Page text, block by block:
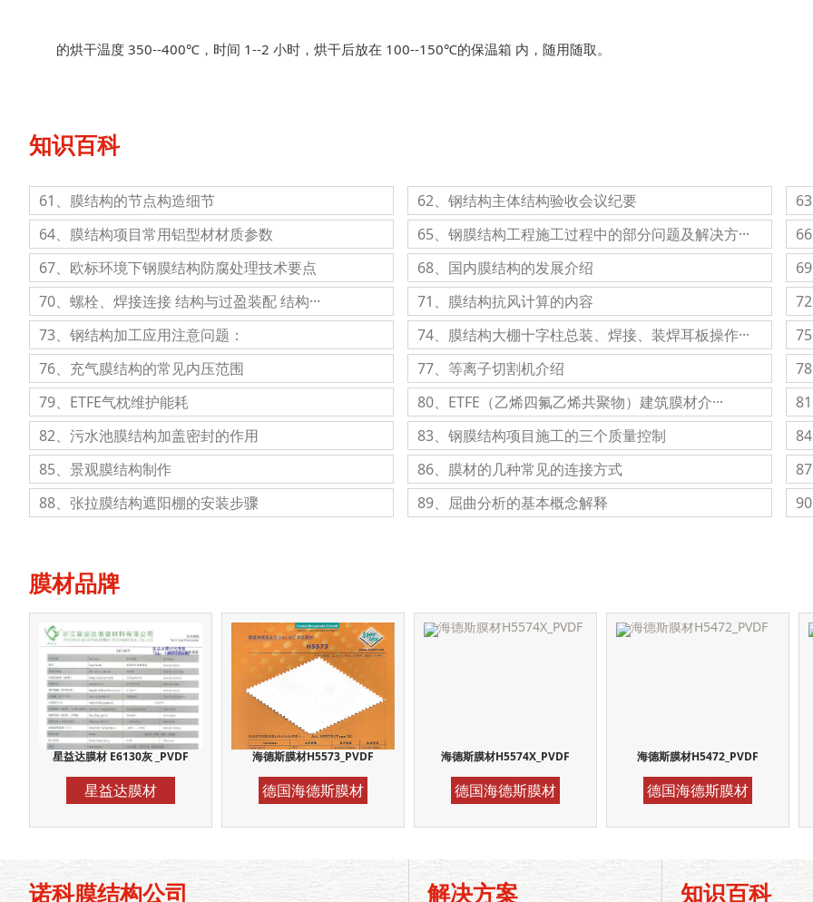
的烘干温度 350--400℃，时间 1--2 小时，烘干后放在 100--150℃的保温箱 内，随用随取。
知识百科
61、膜结构的节点构造细节 62、钢结构主体结构验收会议纪要
64、膜结构项目常用铝型材材质参数
65、钢膜结构工程施工过程中的部分问题及解决方···
67、欧标环境下钢膜结构防腐处理技术要点
68、国内膜结构的发展介绍
70、螺栓、焊接连接 结构与过盈装配 结构···
71、膜结构抗风计算的内容
73、钢结构加工应用注意问题：
74、膜结构大棚十字柱总装、焊接、装焊耳板操作···
76、充气膜结构的常见内压范围
77、等离子切割机介绍
79、ETFE气枕维护能耗
80、ETFE（乙烯四氟乙烯共聚物）建筑膜材介···
82、污水池膜结构加盖密封的作用
83、钢膜结构项目施工的三个质量控制
85、景观膜结构制作
86、膜材的几种常见的连接方式
88、张拉膜结构遮阳棚的安装步骤
89、屈曲分析的基本概念解释
膜材品牌
星益达膜材 E6130灰 _PVDF
星益达膜材
海德斯膜材H5573_PVDF
德国海德斯膜材
海德斯膜材H5574X_PVDF
德国海德斯膜材
海德斯膜材H5472_PVDF
德国海德斯膜材
诺科膜结构公司 解决方案 知识百科